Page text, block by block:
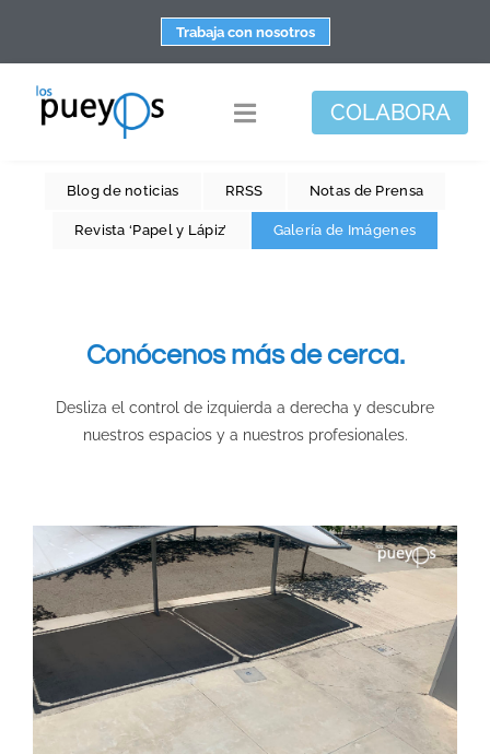
contenido
Trabaja con nosotros
Toggle
Fundación
Centros
Responsabilidad social
DisArte
COLABORA
Blog de noticias RRSS Notas de Prensa
Revista ‘Papel y Lápiz’ Galería de Imágenes
Conócenos más de cerca.
Desliza el control de izquierda a derecha y descubre
nuestros espacios y a nuestros profesionales.